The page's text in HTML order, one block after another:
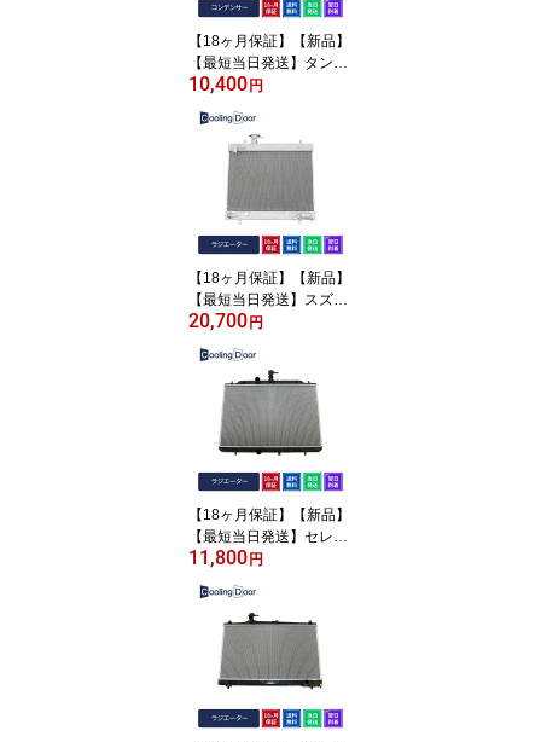
【18ヶ月保証】【新品】
【最短当日発送】タント
車用エアコン コンデンサ
CoolingDoor オリジナル
L375S L385S LA600S L
A610S 前期 (88450-B21
10 88450-B2140) 車検対
10,400 円
【18ヶ月保証】【新品】
【最短当日発送】スズキ
エブリィ ラジエーター K
ターボ 冷却 社外新品 17
700-68H20 17700-68H2
1 17700-68H22 17700-6
8H23 17700-68H24
20,700 円
【18ヶ月保証】【新品】
【最短当日発送】セレナ
ラジエーター C26 FC26
HC26 HFC26 NC26 CVT
(21400-JG40A)
11,800 円